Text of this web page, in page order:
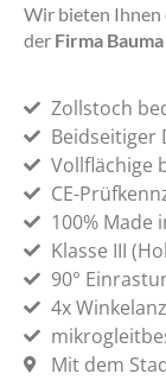
Wir bieten Ihnen
der Firma Bauma
Zollstoch
Beidseitiger
Vollflächige
CE-
100% Made
Klasse III
90°
4x
Mit dem